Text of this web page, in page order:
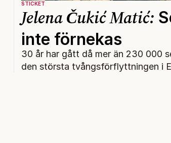
STICKET
Jelena Čukić Matić:
inte förnekas
30 år har gått då mer än 230 000
den största tvångsförflyttningen i